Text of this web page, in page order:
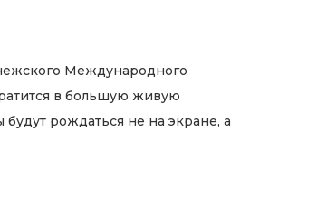
Международного
в большую живую
рождаться не на экране, а